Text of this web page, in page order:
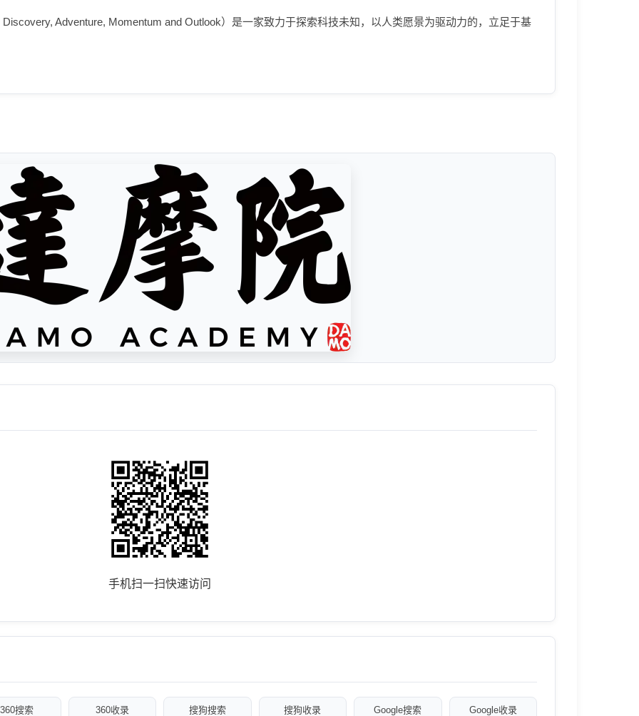
Adventure, Momentum and Outlook）是一家致力于探索科技未知，以人类愿景为驱动力的，立足于基
手机扫一扫快速访问
360搜索 360收录 搜狗搜索 搜狗收录 Google搜索 Google收录